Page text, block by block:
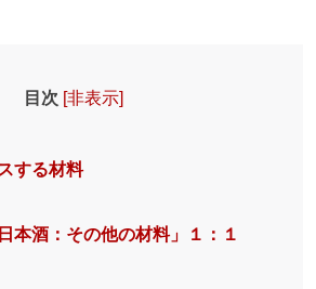
目次 [非表示]
する材料
本酒：その他の材料」１：１